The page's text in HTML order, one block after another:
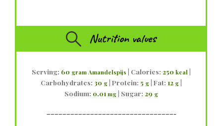
Nutrition values
Serving: 60 gram Amandelspijs | Calories: 250 kcal |
Carbohydrates: 30 g| Protein: 5 g| Fat: 12 g|
Sodium: 0.01 mg| Sugar: 29 g
————————————————————————————————–